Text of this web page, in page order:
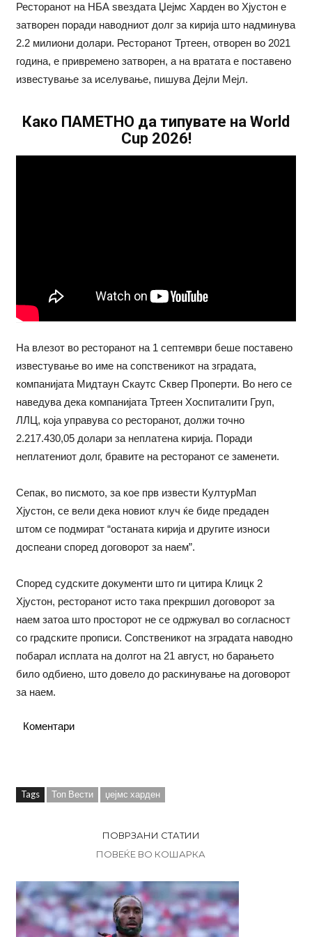
Ресторанот на НБА ѕвездата Џејмс Харден во Хјустон е
затворен поради наводниот долг за кирија што надминува
2.2 милиони долари. Ресторанот Тртeен, отворен во 2021
година, е привремено затворен, а на вратата е поставено
известување за иселување, пишува Дејли Мејл.
Како ПАМЕТНО да типувате на World
Cup 2026!
На влезот во ресторанот на 1 септември беше поставено
известување во име на сопственикот на зградата,
компанијата Мидтаун Скаутс Сквер Проперти. Во него се
наведува дека компанијата Тртeен Хоспиталити Груп,
ЛЛЦ, која управува со ресторанот, должи точно
2.217.430,05 долари за неплатена кирија. Поради
неплатениот долг, бравите на ресторанот се заменети.
Сепак, во писмото, за кое прв извести КултурМап
Хјустон, се вели дека новиот клуч ќе биде предаден
штом се подмират “останата кирија и другите износи
доспеани според договорот за наем”.
Според судските документи што ги цитира Клицк 2
Хјустон, ресторанот исто така прекршил договорот за
наем затоа што просторот не се одржувал во согласност
со градските прописи. Сопственикот на зградата наводно
побарал исплата на долгот на 21 август, но барањето
било одбиено, што довело до раскинување на договорот
за наем.
Коментари
Tags Топ Вести џејмс харден
ПОВРЗАНИ СТАТИИ
ПОВЕЌЕ ВО КОШАРКА